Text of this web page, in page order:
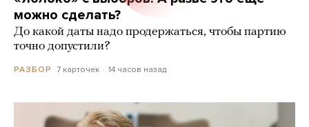
можно сделать?
До какой даты надо продержаться, чтобы партию
точно допустили?
РАЗБОР 7 карточек 14 часов назад